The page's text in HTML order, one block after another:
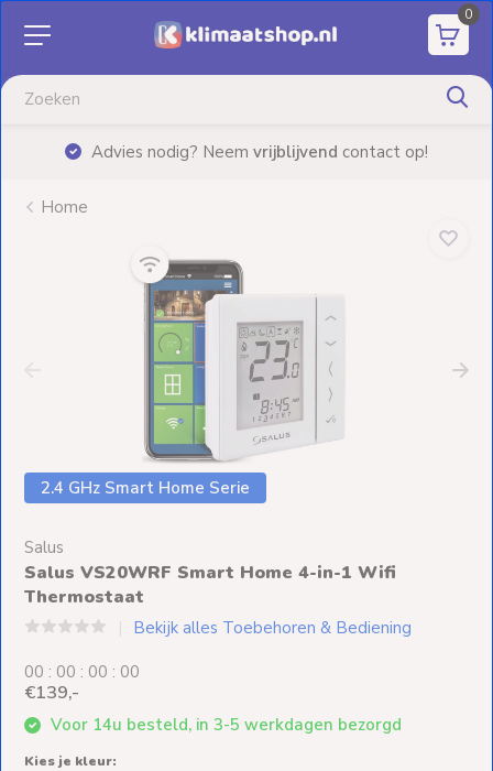
0
Advies nodig? Neemvrijblijvend contact op!
Aanbiedingen
verwarming
Warmtepompen
Elektrische
Installatiematerialen
Terrasverwarming
Ventilators
Spoed- en
Weekendleveringen
Klantenservice
Contact
Home
2.4 GHz Smart Home Serie
Salus
Salus VS20WRF Smart Home 4-in-1 Wifi
Thermostaat
Bekijk alles Toebehoren & Bediening
00 : 00 : 00 : 00
€139,-
Voor 14u besteld, in 3-5 werkdagen bezorgd
Kies je kleur: